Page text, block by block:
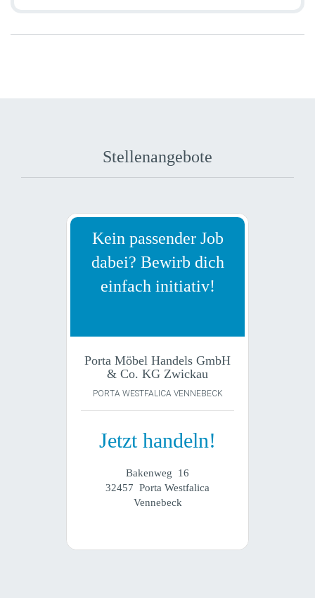
Stellenangebote
Kein passender Job
dabei? Bewirb dich
einfach initiativ!
Porta Möbel Handels GmbH
& Co. KG Zwickau
PORTA WESTFALICA VENNEBECK
Jetzt handeln!
Bakenweg 16
32457 Porta Westfalica
Vennebeck